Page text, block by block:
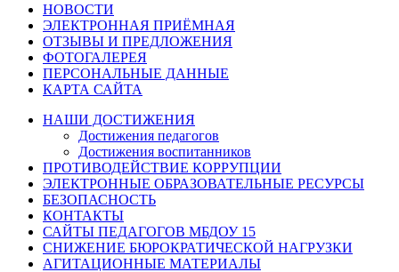
НОВОСТИ
ЭЛЕКТРОННАЯ ПРИЁМНАЯ
ОТЗЫВЫ И ПРЕДЛОЖЕНИЯ
ФОТОГАЛЕРЕЯ
ПЕРСОНАЛЬНЫЕ ДАННЫЕ
КАРТА САЙТА
НАШИ ДОСТИЖЕНИЯ
Достижения педагогов
Достижения воспитанников
ПРОТИВОДЕЙСТВИЕ КОРРУПЦИИ
ЭЛЕКТРОННЫЕ ОБРАЗОВАТЕЛЬНЫЕ РЕСУРСЫ
БЕЗОПАСНОСТЬ
КОНТАКТЫ
САЙТЫ ПЕДАГОГОВ МБДОУ 15
СНИЖЕНИЕ БЮРОКРАТИЧЕСКОЙ НАГРУЗКИ
АГИТАЦИОННЫЕ МАТЕРИАЛЫ